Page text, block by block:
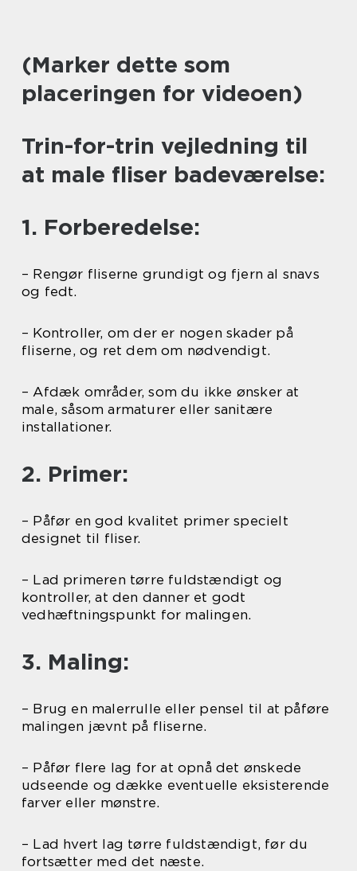
(Marker dette som
placeringen for videoen)
Trin-for-trin vejledning til
at male fliser badeværelse:
1. Forberedelse:
– Rengør fliserne grundigt og fjern al snavs
og fedt.
– Kontroller, om der er nogen skader på
fliserne, og ret dem om nødvendigt.
– Afdæk områder, som du ikke ønsker at
male, såsom armaturer eller sanitære
installationer.
2. Primer:
– Påfør en god kvalitet primer specielt
designet til fliser.
– Lad primeren tørre fuldstændigt og
kontroller, at den danner et godt
vedhæftningspunkt for malingen.
3. Maling:
– Brug en malerrulle eller pensel til at påføre
malingen jævnt på fliserne.
– Påfør flere lag for at opnå det ønskede
udseende og dække eventuelle eksisterende
farver eller mønstre.
– Lad hvert lag tørre fuldstændigt, før du
fortsætter med det næste.